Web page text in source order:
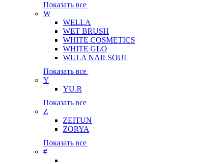
Показать все
W
WELLA
WET BRUSH
WHITE COSMETICS
WHITE GLO
WULA NAILSOUL
Показать все
Y
YU.R
Показать все
Z
ZEITUN
ZORYA
Показать все
#